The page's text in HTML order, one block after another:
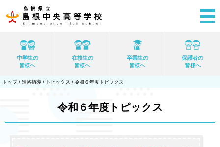
中学生の
皆様へ
在校生の
皆様へ
卒業生の
皆様へ
保護者の
皆様へ
現
トップ/ 進路指導 / トピックス / 令和６年度トピックス
令和６年度トピックス